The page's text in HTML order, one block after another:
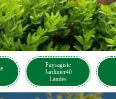
Paysagiste
Jardinier40
Landes